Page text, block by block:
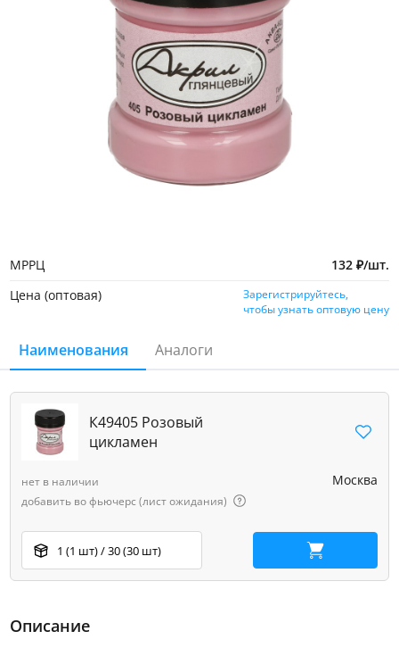
МРРЦ 132 ₽/шт.
Цена (оптовая)
Зарегистрируйтесь,
чтобы узнать оптовую цену
Наименования Аналоги
К49405 Розовый
цикламен
Москва
нет в наличии
добавить во фьючерс (лист ожидания)
1 (1 шт) / 30 (30 шт) В корзину
Описание